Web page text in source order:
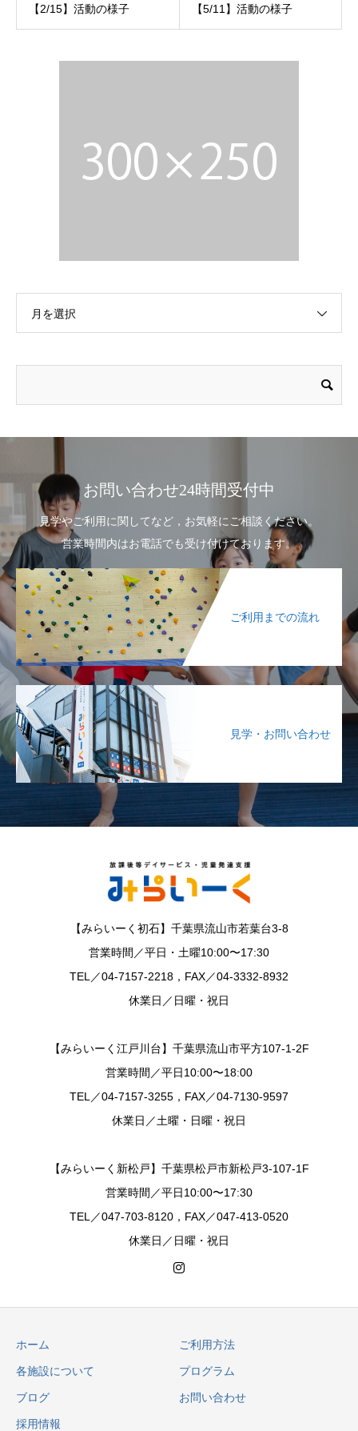
【2/15】活動の様子 【5/11】活動の様子
月を選択
お問い合わせ24時間受付中
見学やご利用に関してなど，お気軽にご相談ください。
営業時間内はお電話でも受け付けております。
ご利用までの流れ
見学・お問い合わせ
【みらいーく初石】千葉県流山市若葉台3-8
営業時間／平日・土曜10:00〜17:30
TEL／04-7157-2218，FAX／04-3332-8932
休業日／日曜・祝日
【みらいーく江戸川台】千葉県流山市平方107-1-2F
営業時間／平日10:00〜18:00
TEL／04-7157-3255，FAX／04-7130-9597
休業日／土曜・日曜・祝日
【みらいーく新松戸】千葉県松戸市新松戸3-107-1F
営業時間／平日10:00〜17:30
TEL／047-703-8120，FAX／047-413-0520
休業日／日曜・祝日
ホーム ご利用方法
各施設について プログラム
ブログ お問い合わせ
採用情報